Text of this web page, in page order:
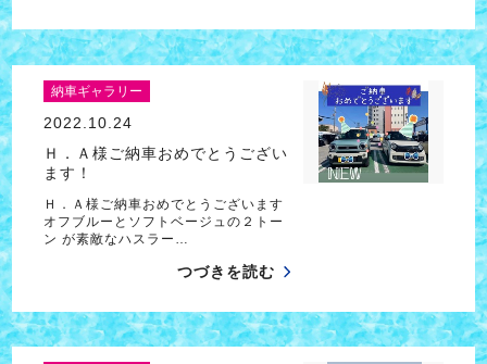
納車ギャラリー
2022.10.24
Ｈ．Ａ様ご納車おめでとうござい
ます！
Ｈ．Ａ様ご納車おめでとうございます
オフブルーとソフトベージュの２トー
ン が素敵なハスラー…
つづきを読む